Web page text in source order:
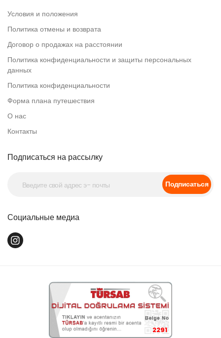
Условия и положения
Политика отмены и возврата
Договор о продажах на расстоянии
Политика конфиденциальности и защиты персональных
данных
Политика конфиденциальности
Форма плана путешествия
О нас
Контакты
Подписаться на рассылку
Подписаться
Социальные медиа
2291